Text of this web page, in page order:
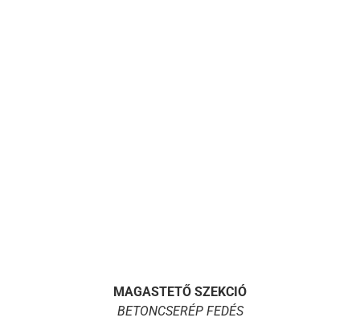
MAGASTETŐ SZEKCIÓ
BETONCSERÉP FEDÉS